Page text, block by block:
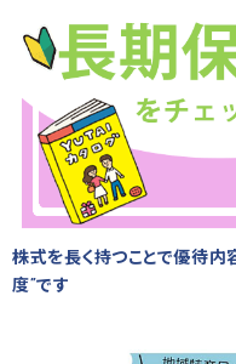
株式を長く持つことで優待内
度”です